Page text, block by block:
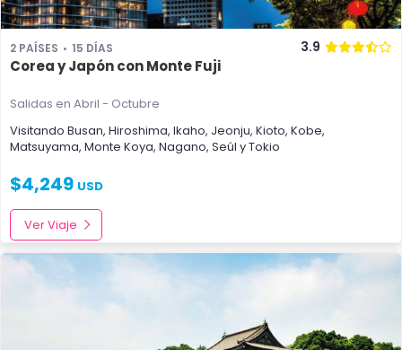
2 PAÍSES 15 DÍAS 3.9
Corea y Japón con Monte Fuji
Salidas en Abril - Octubre
Visitando Busan, Hiroshima, Ikaho, Jeonju, Kioto, Kobe,
Matsuyama, Monte Koya, Nagano, Seúl yTokio
$4,249 USD
Ver Viaje